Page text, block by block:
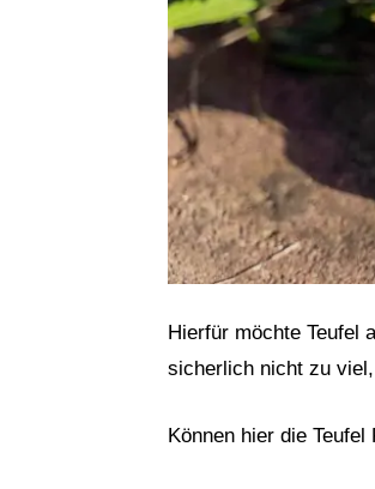
Hierfür möchte Teufel
sicherlich nicht zu
Können hier die